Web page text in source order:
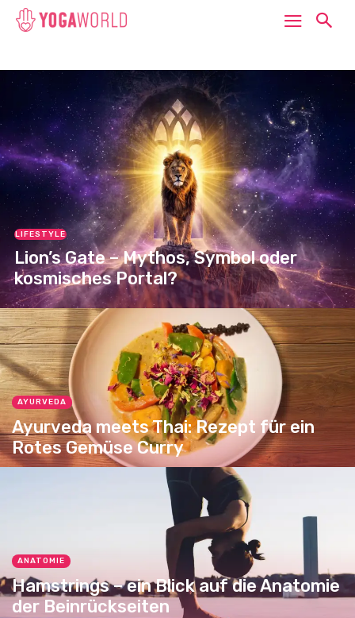
LIFESTYLE
Lion’s Gate – Mythos, Symbol oder
kosmisches Portal?
AYURVEDA
Ayurveda meets Thai: Rezept für ein
Rotes Gemüse Curry
ANATOMIE
Hamstrings – ein Blick auf die Anatomie
der Beinrückseiten